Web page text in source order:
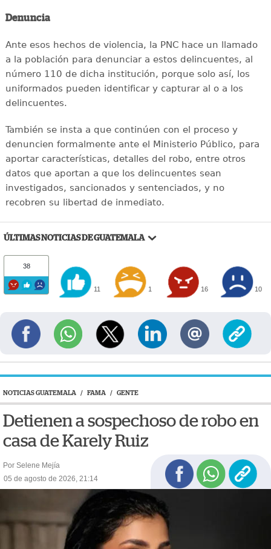
Denuncia
Ante esos hechos de violencia, la PNC hace un llamado
a la población para denunciar a estos delincuentes, al
número 110 de dicha institución, porque solo así, los
uniformados pueden identificar y capturar al o a los
delincuentes.
También se insta a que continúen con el proceso y
denuncien formalmente ante el Ministerio Público, para
aportar características, detalles del robo, entre otros
datos que aportan a que los delincuentes sean
investigados, sancionados y sentenciados, y no
recobren su libertad de inmediato.
ÚLTIMAS NOTICIAS DE GUATEMALA
38
11 1 16 10
NOTICIAS GUATEMALA / FAMA / GENTE
Detienen a sospechoso de robo en
casa de Karely Ruiz
Por Selene Mejía
05 de agosto de 2026, 21:14